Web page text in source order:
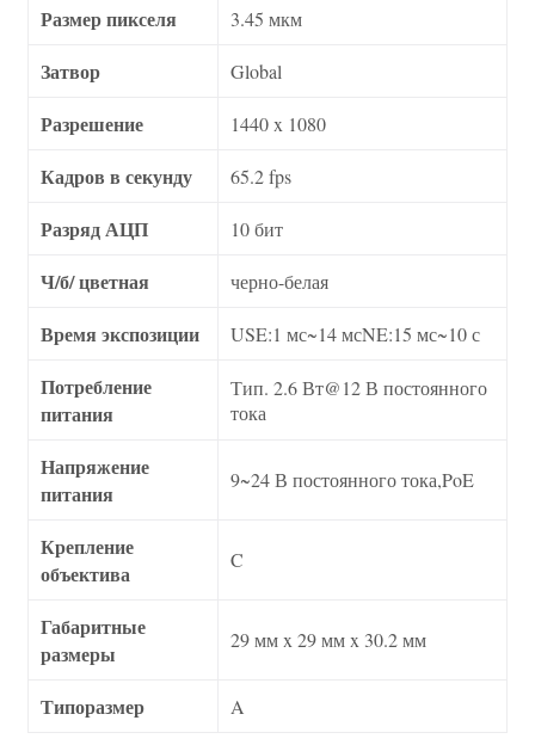
Размер пикселя 3.45 мкм
Затвор Global
Разрешение 1440 x 1080
Кадров в секунду 65.2 fps
Разряд АЦП 10 бит
Ч/б/ цветная черно-белая
Время экспозиции USE:1 мс~14 мсNE:15 мс~10 с
Потребление
питания
Тип. 2.6 Вт@12 В постоянного
тока
Напряжение
питания
9~24 В постоянного тока,PoE
Крепление
объектива
C
Габаритные
размеры
29 мм x 29 мм x 30.2 мм
Типоразмер A